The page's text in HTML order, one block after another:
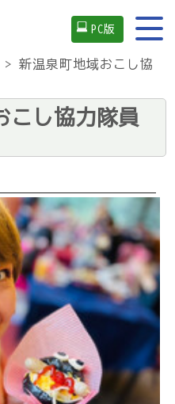
PC版
> 新温泉町地域おこし協
こし協力隊員